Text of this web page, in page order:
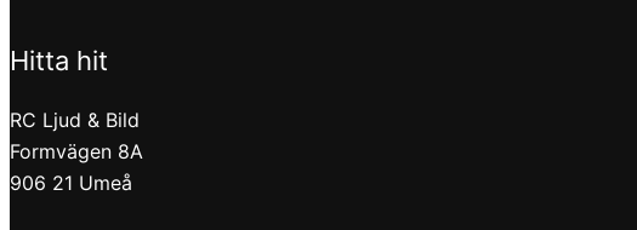
Hitta hit
RC Ljud & Bild
Formvägen 8A
906 21 Umeå